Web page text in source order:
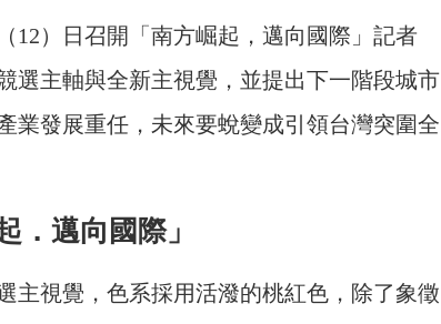
12）日召開「南方崛起，邁向國際」記者
選主軸與全新主視覺，並提出下一階段城市
業發展重任，未來要蛻變成引領台灣突圍全
．邁向國際」
主視覺，色系採用活潑的桃紅色，除了象徵